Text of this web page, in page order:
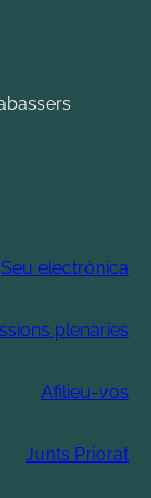
Seu electrònica
plenàries
Afilieu-vos
Junts Priorat